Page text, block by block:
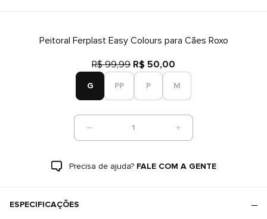
Peitoral Ferplast Easy Colours para Cães Roxo
R$ 99,99 R$ 50,00
G PP P M
1
Precisa de ajuda? FALE COM A GENTE
ESPECIFICAÇÕES